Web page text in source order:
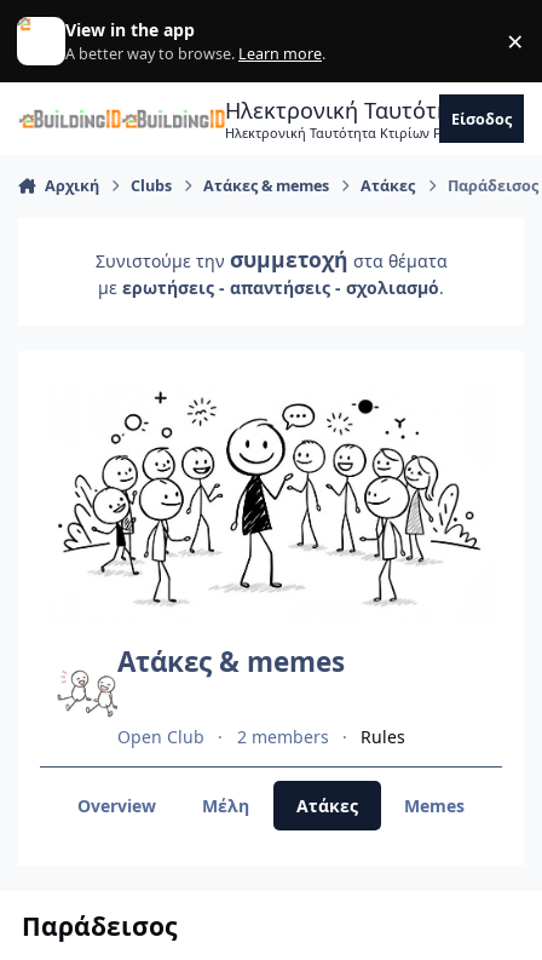
Skip to content
View in the app
A better way to browse. Learn more. ×
Ηλεκτρονική Ταυτότητα
Ηλεκτρονική Ταυτότητα Κτιρίων Forum
Είσοδος
Αρχική Clubs Ατάκες & memes Ατάκες Παράδεισος
Συνιστούμε την συμμετοχή στα θέματα
με ερωτήσεις - απαντήσεις - σχολιασμό.
Ατάκες & memes
Open Club 2 members Rules
Overview Μέλη Ατάκες Memes
Παράδεισος